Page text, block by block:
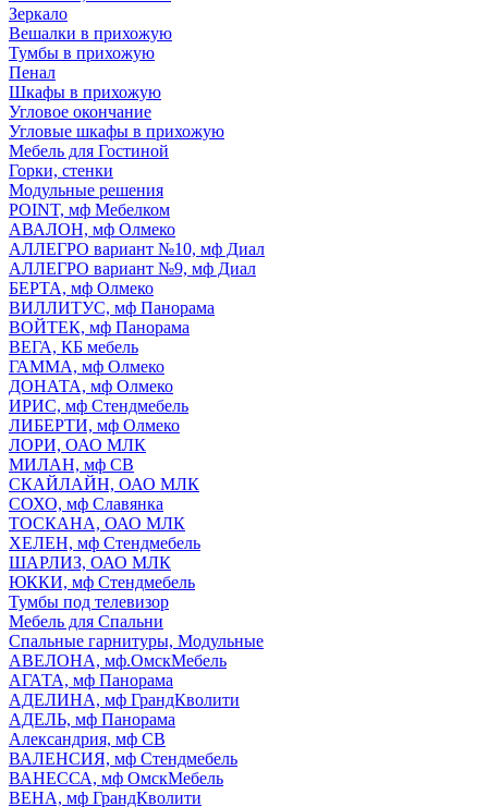
Зеркало
Вешалки в прихожую
Тумбы в прихожую
Пенал
Шкафы в прихожую
Угловое окончание
Угловые шкафы в прихожую
Мебель для Гостиной
Горки, стенки
Модульные решения
POINT, мф Мебелком
АВАЛОН, мф Олмеко
АЛЛЕГРО вариант №10, мф Диал
АЛЛЕГРО вариант №9, мф Диал
БЕРТА, мф Олмеко
ВИЛЛИТУС, мф Панорама
ВОЙТЕК, мф Панорама
ВЕГА, КБ мебель
ГАММА, мф Олмеко
ДОНАТА, мф Олмеко
ИРИС, мф Стендмебель
ЛИБЕРТИ, мф Олмеко
ЛОРИ, ОАО МЛК
МИЛАН, мф СВ
СКАЙЛАЙН, ОАО МЛК
СОХО, мф Славянка
ТОСКАНА, ОАО МЛК
ХЕЛЕН, мф Стендмебель
ШАРЛИЗ, ОАО МЛК
ЮККИ, мф Стендмебель
Тумбы под телевизор
Мебель для Спальни
Спальные гарнитуры, Модульные
АВЕЛОНА, мф.ОмскМебель
АГАТА, мф Панорама
АДЕЛИНА, мф ГрандКволити
АДЕЛЬ, мф Панорама
Александрия, мф СВ
ВАЛЕНСИЯ, мф Стендмебель
ВАНЕССА, мф ОмскМебель
ВЕНА, мф ГрандКволити